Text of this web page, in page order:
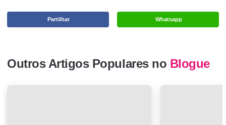
Whatsapp
Partilhar
Outros Artigos Populares no Blogue